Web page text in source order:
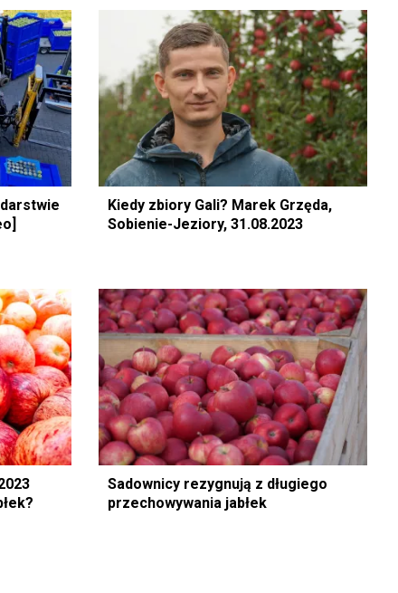
Kiedy zbiory Gali? Marek Grzęda,
Sobienie-Jeziory, 31.08.2023
Sadownicy rezygnują z długiego
przechowywania jabłek